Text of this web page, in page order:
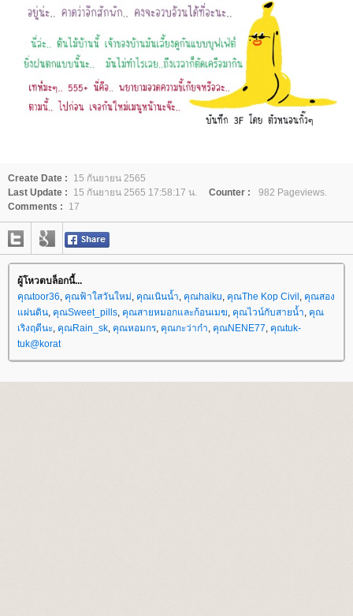
Create Date :
15 กันยายน 2565
Last Update :
15 กันยายน 2565 17:58:17 น. Counter :
982 Pageviews.
Comments :
17
ผู้โหวตบล็อกนี้...
คุณtoor36, คุณฟ้าใสวันใหม่, คุณเนินน้ำ, คุณhaiku, คุณThe Kop Civil , คุณสอง
ผ่นดิน, คุณSweet_pills, คุณสายหมอกและก้อนเมฆ, คุณไวน์กับสายน้ำ, คุณ
เริงฤดีนะ, คุณRain_sk, คุณหอมกร, คุณกะว่าก๋า, คุณNENE77, คุณtuk-
tuk@korat